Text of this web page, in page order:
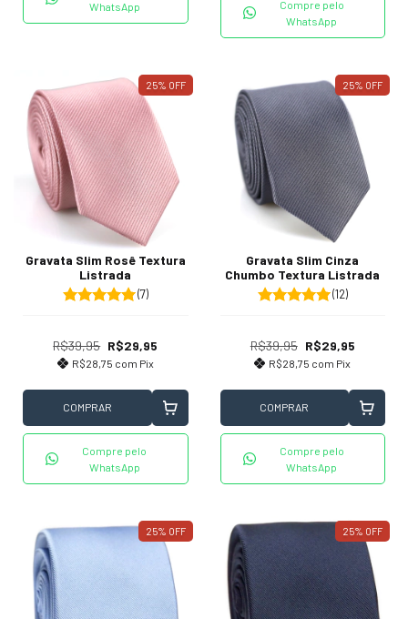
WhatsApp
Compre pelo
WhatsApp
25% OFF
Gravata Slim Rosê Textura
Listrada
(7)
R$39,95 R$29,95
R$28,75 com Pix
COMPRAR
Compre pelo
WhatsApp
25% OFF
Gravata Slim Cinza
Chumbo Textura Listrada
(12)
R$39,95 R$29,95
R$28,75 com Pix
COMPRAR
Compre pelo
WhatsApp
25% OFF 25% OFF